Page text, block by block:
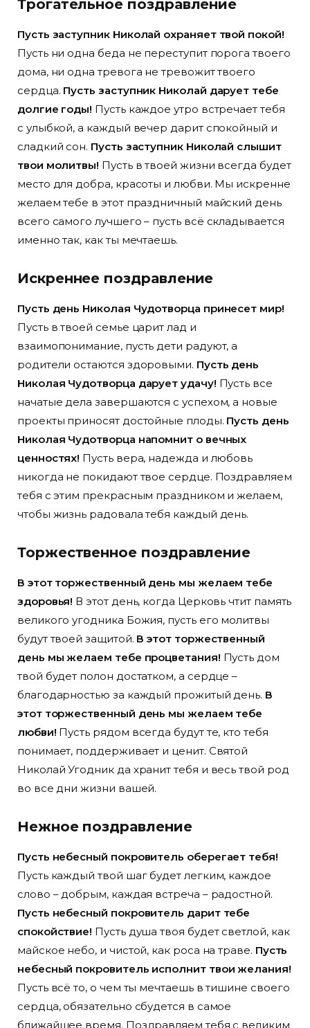
Трогательное поздравление
Пусть заступник Николай охраняет твой покой!
Пусть ни одна беда не переступит порога твоего
дома, ни одна тревога не тревожит твоего
сердца. Пусть заступник Николай дарует тебе
долгие годы! Пусть каждое утро встречает тебя
с улыбкой, а каждый вечер дарит спокойный и
сладкий сон. Пусть заступник Николай слышит
твои молитвы! Пусть в твоей жизни всегда будет
место для добра, красоты и любви. Мы искренне
желаем тебе в этот праздничный майский день
всего самого лучшего – пусть всё складывается
именно так, как ты мечтаешь.
Искреннее поздравление
Пусть день Николая Чудотворца принесет мир!
Пусть в твоей семье царит лад и
взаимопонимание, пусть дети радуют, а
родители остаются здоровыми. Пусть день
Николая Чудотворца дарует удачу! Пусть все
начатые дела завершаются с успехом, а новые
проекты приносят достойные плоды. Пусть день
Николая Чудотворца напомнит о вечных
ценностях! Пусть вера, надежда и любовь
никогда не покидают твое сердце. Поздравляем
тебя с этим прекрасным праздником и желаем,
чтобы жизнь радовала тебя каждый день.
Торжественное поздравление
В этот торжественный день мы желаем тебе
здоровья! В этот день, когда Церковь чтит память
великого угодника Божия, пусть его молитвы
будут твоей защитой. В этот торжественный
день мы желаем тебе процветания! Пусть дом
твой будет полон достатком, а сердце –
благодарностью за каждый прожитый день. В
этот торжественный день мы желаем тебе
любви! Пусть рядом всегда будут те, кто тебя
понимает, поддерживает и ценит. Святой
Николай Угодник да хранит тебя и весь твой род
во все дни жизни вашей.
Нежное поздравление
Пусть небесный покровитель оберегает тебя!
Пусть каждый твой шаг будет легким, каждое
слово – добрым, каждая встреча – радостной.
Пусть небесный покровитель дарит тебе
спокойствие! Пусть душа твоя будет светлой, как
майское небо, и чистой, как роса на траве. Пусть
небесный покровитель исполнит твои желания!
Пусть всё то, о чем ты мечтаешь в тишине своего
сердца, обязательно сбудется в самое
ближайшее время. Поздравляем тебя с великим